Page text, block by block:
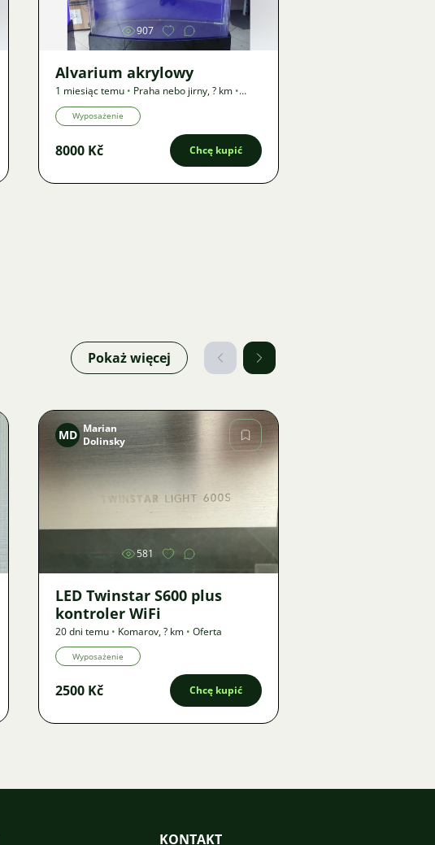
907
Alvarium akrylowy
1 miesiąc temu • Praha nebo jirny,? km •
Oferta
Wyposażenie
8000 Kč Chcę kupić
Pokaż więcej
Zdjęcie
MD Marian
Dolinsky
581
LED Twinstar S600 plus
kontroler WiFi
20 dni temu • Komarov,? km • Oferta
Wyposażenie
2500 Kč Chcę kupić
KONTAKT